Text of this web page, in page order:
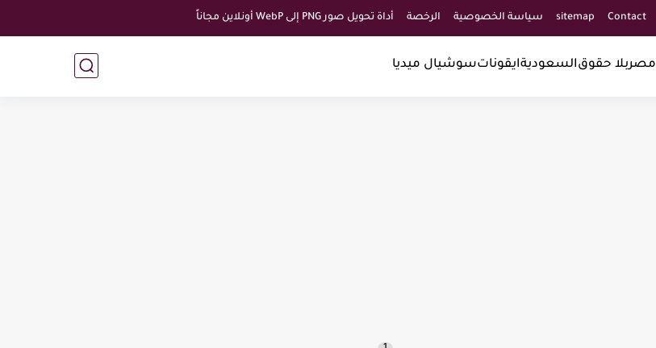
Contact
sitemap سياسة الخصوصية الرخصة أداة تحويل صور PNG إلى WebP أونلاين مجاناً
مصربلا حقوقالسعوديةايقوناتسوشيال ميديا